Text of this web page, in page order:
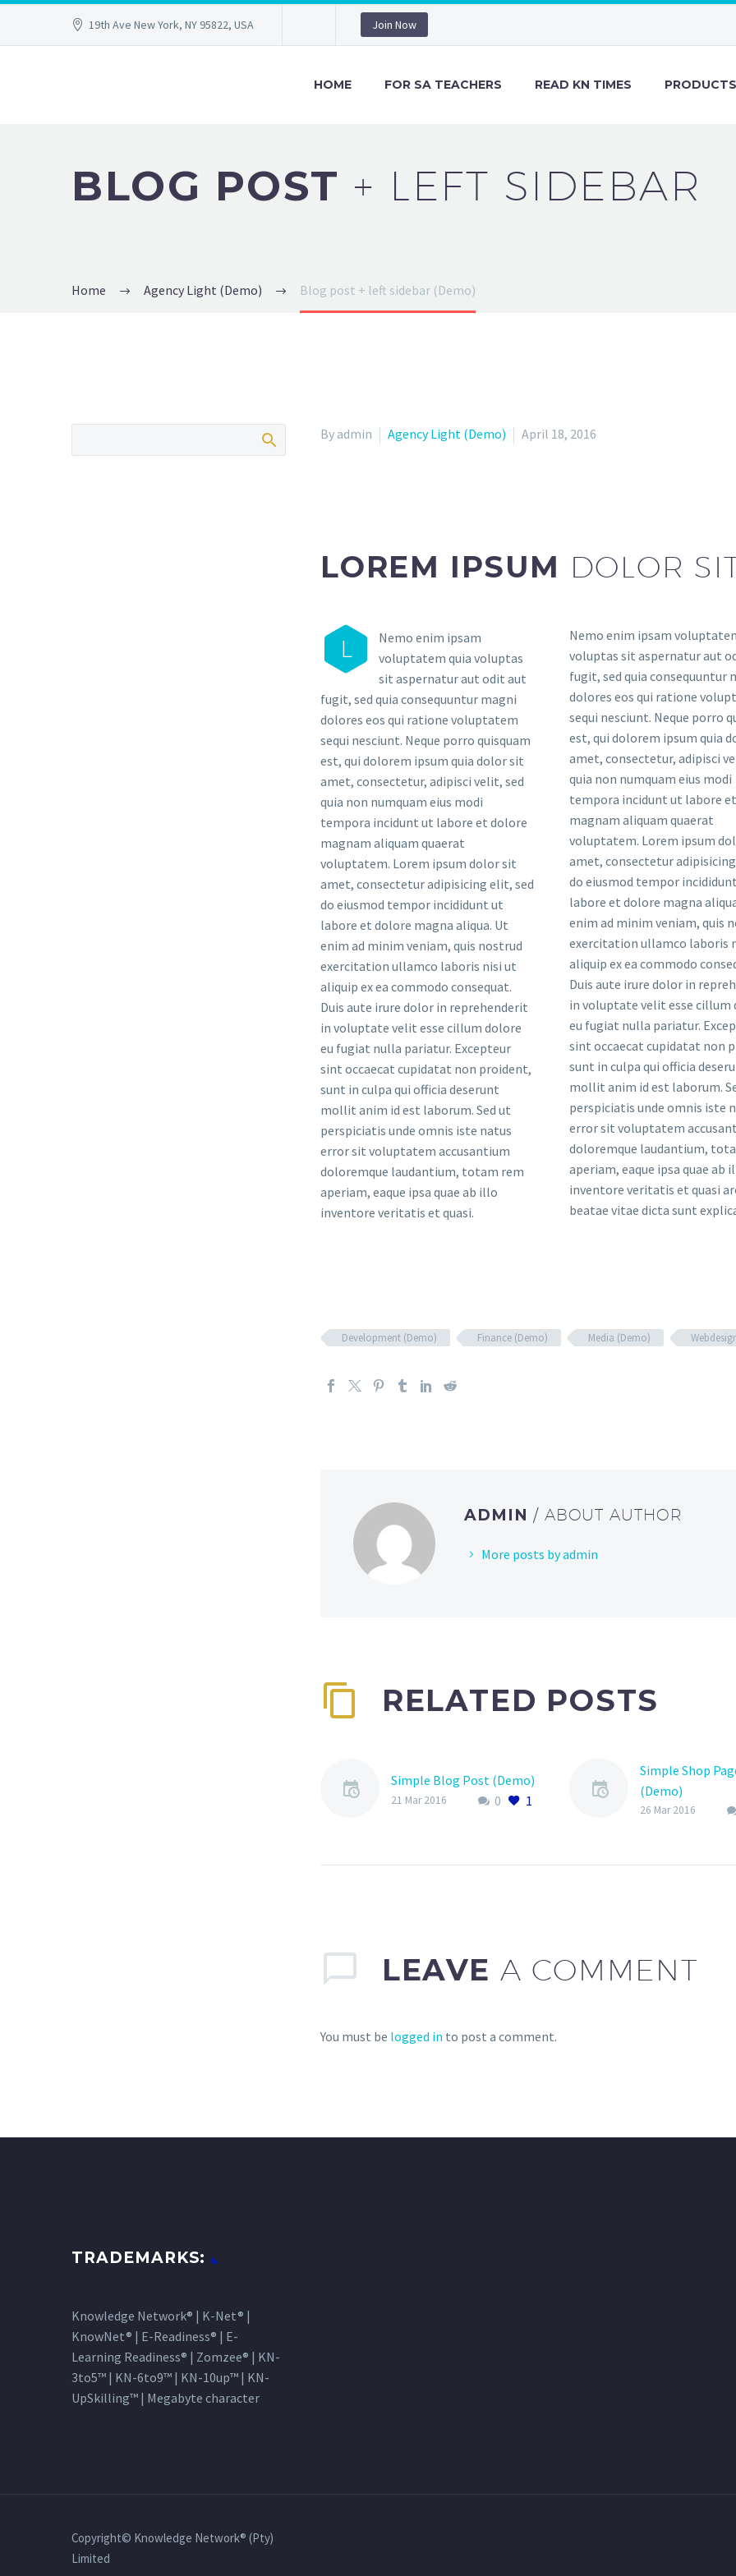
19th Ave New York, NY 95822, USA Join Now
HOME FOR SA TEACHERS READ KN TIMES PRODUCTS
BLOG POST + LEFT SIDEBAR
Home Agency Light (Demo) Blog post + left sidebar (Demo)
By admin Agency Light (Demo) April 18, 2016
LOREM IPSUM DOLOR
L
Nemo enim ipsam
voluptatem quia voluptas
sit aspernatur aut odit aut
fugit, sed quia consequuntur magni
dolores eos qui ratione voluptatem
sequi nesciunt. Neque porro quisquam
est, qui dolorem ipsum quia dolor sit
amet, consectetur, adipisci velit, sed
quia non numquam eius modi
tempora incidunt ut labore et dolore
magnam aliquam quaerat
voluptatem. Lorem ipsum dolor sit
amet, consectetur adipisicing elit, sed
do eiusmod tempor incididunt ut
labore et dolore magna aliqua. Ut
enim ad minim veniam, quis nostrud
exercitation ullamco laboris nisi ut
aliquip ex ea commodo consequat.
Duis aute irure dolor in reprehenderit
in voluptate velit esse cillum dolore
eu fugiat nulla pariatur. Excepteur
sint occaecat cupidatat non proident,
sunt in culpa qui officia deserunt
mollit anim id est laborum. Sed ut
perspiciatis unde omnis iste natus
error sit voluptatem accusantium
doloremque laudantium, totam rem
aperiam, eaque ipsa quae ab illo
inventore veritatis et quasi.
Nemo enim ipsam
voluptas sit aspernatur aut
fugit, sed quia consequuntur
dolores eos qui ratione
sequi nesciunt. Neque porro
est, qui dolorem ipsum quia
amet, consectetur, adipisci
quia non numquam eius modi
tempora incidunt ut labore
magnam aliquam quaerat
voluptatem. Lorem ipsum
amet, consectetur
do eiusmod tempor
labore et dolore magna
enim ad minim veniam, quis
exercitation ullamco laboris
aliquip ex ea commodo
Duis aute irure dolor in
in voluptate velit esse cillum
eu fugiat nulla pariatur.
sint occaecat cupidatat non
sunt in culpa qui officia
mollit anim id est laborum.
perspiciatis unde omnis iste
error sit voluptatem
doloremque laudantium,
aperiam, eaque ipsa quae ab
inventore veritatis et quasi
beatae vitae dicta sunt
Development (Demo) Finance (Demo) Media (Demo)
ADMIN / ABOUT AUTHOR
More posts by admin
RELATED POSTS
Simple Blog Post (Demo)
0
1
21 Mar 2016
Simple Shop
(Demo)
Lorem Ipsum.
26 Mar 2016
LEAVE A COMMENT
You must be logged in to post a comment.
TRADEMARKS:
Knowledge Network® | K-Net® |
KnowNet® | E-Readiness® | E-
Learning Readiness® | Zomzee® | KN-
3to5™ | KN-6to9™ | KN-10up™ | KN-
UpSkilling™ | Megabyte character
Copyright© Knowledge Network® (Pty)
Limited